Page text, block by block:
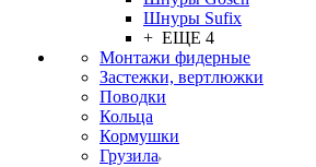
Шнуры Sufix
+ ЕЩЕ 4
Монтажи фидерные
Застежки, вертлюжки
Поводки
Кольца
Кормушки
Грузила